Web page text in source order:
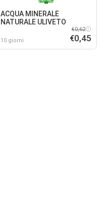
ACQUA MINERALE
NATURALE ULIVETO
10 giorni
€0,62
€0,45